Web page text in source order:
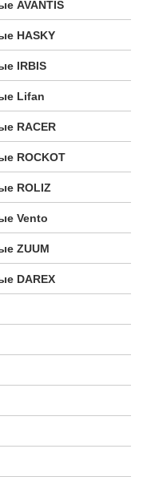
AVANTIS
HASKY
IRBIS
Lifan
RACER
ROCKOT
ROLIZ
Vento
ZUUM
DAREX